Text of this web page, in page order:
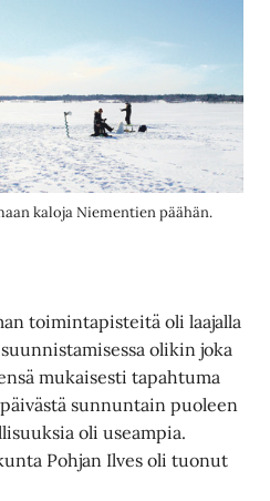
kaloja Niementien päähän.
toimintapisteitä oli laajalla
olikin joka
mukaisesti tapahtuma
sunnuntain puoleen
oli useampia.
Pohjan Ilves oli tuonut